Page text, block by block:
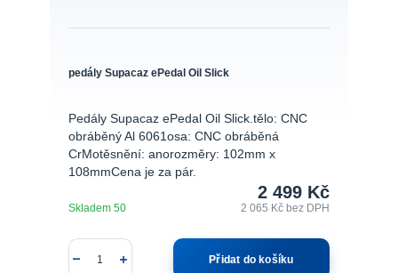
pedály Supacaz ePedal Oil Slick
Pedály Supacaz ePedal Oil Slick.tělo: CNC
obráběný Al 6061osa: CNC obráběná
CrMotěsnění: anorozměry: 102mm x
108mmCena je za pár.
2 499 Kč
2 065 Kčbez DPH
Skladem 50
Přidat do košíku